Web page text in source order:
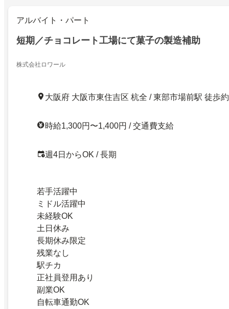
アルバイト・パート
短期／チョコレート工場にて菓子の製造補助
株式会社ロワール
大阪府 大阪市東住吉区 杭全 / 東部市場前駅 徒歩
時給1,300円〜1,400円 / 交通費支給
週4日からOK / 長期
若手活躍中
ミドル活躍中
未経験OK
土日休み
長期休み限定
残業なし
駅チカ
正社員登用あり
副業OK
自転車通勤OK